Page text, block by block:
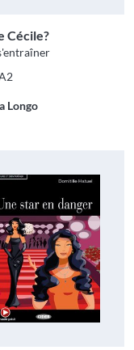
Cécile?
Longo